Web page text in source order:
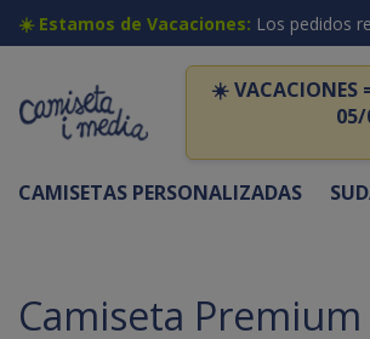
☀️ Estamos de Vacaciones: Los pedidos
☀️VACACIONES
CAMISETAS PERSONALIZADAS
Camiseta